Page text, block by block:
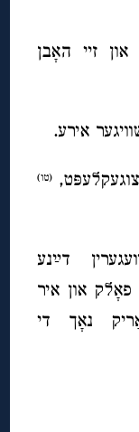
זיי האָבן
אירע.
(טו)
דײַנע
און איר
נאָך די